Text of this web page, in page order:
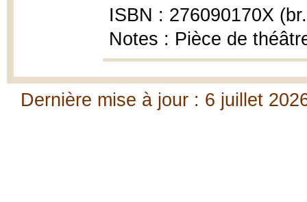
ISBN : 276090170X
Notes : Pièce de
Dernière mise à jour : 6 juillet